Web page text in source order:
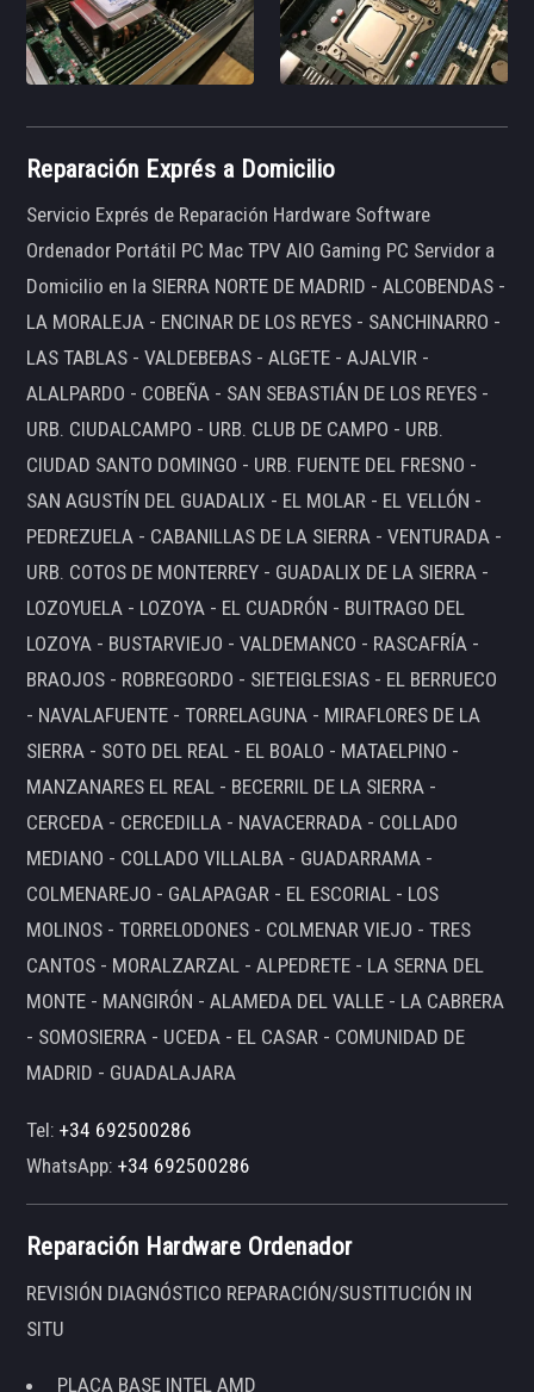
Reparación Exprés a Domicilio
Servicio Exprés de Reparación Hardware Software
Ordenador Portátil PC Mac TPV AIO Gaming PC Servidor a
Domicilio en la SIERRA NORTE DE MADRID - ALCOBENDAS -
LA MORALEJA - ENCINAR DE LOS REYES - SANCHINARRO -
LAS TABLAS - VALDEBEBAS - ALGETE - AJALVIR -
ALALPARDO - COBEÑA - SAN SEBASTIÁN DE LOS REYES -
URB. CIUDALCAMPO - URB. CLUB DE CAMPO - URB.
CIUDAD SANTO DOMINGO - URB. FUENTE DEL FRESNO -
SAN AGUSTÍN DEL GUADALIX - EL MOLAR - EL VELLÓN -
PEDREZUELA - CABANILLAS DE LA SIERRA - VENTURADA -
URB. COTOS DE MONTERREY - GUADALIX DE LA SIERRA -
LOZOYUELA - LOZOYA - EL CUADRÓN - BUITRAGO DEL
LOZOYA - BUSTARVIEJO - VALDEMANCO - RASCAFRÍA -
BRAOJOS - ROBREGORDO - SIETEIGLESIAS - EL BERRUECO
- NAVALAFUENTE - TORRELAGUNA - MIRAFLORES DE LA
SIERRA - SOTO DEL REAL - EL BOALO - MATAELPINO -
MANZANARES EL REAL - BECERRIL DE LA SIERRA -
CERCEDA - CERCEDILLA - NAVACERRADA - COLLADO
MEDIANO - COLLADO VILLALBA - GUADARRAMA -
COLMENAREJO - GALAPAGAR - EL ESCORIAL - LOS
MOLINOS - TORRELODONES - COLMENAR VIEJO - TRES
CANTOS - MORALZARZAL - ALPEDRETE - LA SERNA DEL
MONTE - MANGIRÓN - ALAMEDA DEL VALLE - LA CABRERA
- SOMOSIERRA - UCEDA - EL CASAR - COMUNIDAD DE
MADRID - GUADALAJARA
Tel:+34 692500286
WhatsApp:+34 692500286
Reparación Hardware Ordenador
REVISIÓN DIAGNÓSTICO REPARACIÓN/SUSTITUCIÓN IN
SITU
PLACA BASE INTEL AMD